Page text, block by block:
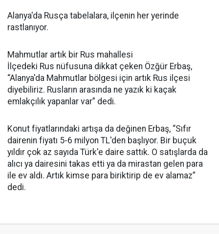
Alanya'da Rusça tabelalara, ilçenin her yerinde
rastlanıyor.
Mahmutlar artık bir Rus mahallesi
İlçedeki Rus nüfusuna dikkat çeken Özğür Erbaş,
“Alanya'da Mahmutlar bölgesi için artık Rus ilçesi
diyebiliriz. Rusların arasında ne yazık ki kaçak
emlakçılık yapanlar var” dedi.
Konut fiyatlarındaki artışa da değinen Erbaş, “Sıfır
dairenin fiyatı 5-6 milyon TL'den başlıyor. Bir buçuk
yıldır çok az sayıda Türk'e daire sattık. O satışlarda da
alıcı ya dairesini takas etti ya da mirastan gelen para
ile ev aldı. Artık kimse para biriktirip de ev alamaz”
dedi.